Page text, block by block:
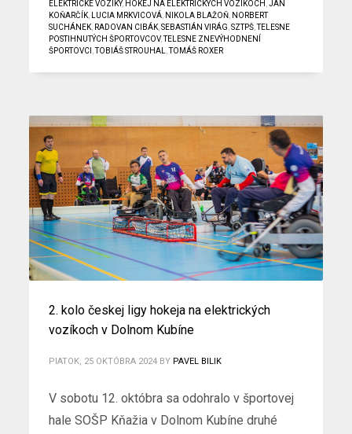
ELEKTRICKÉ VOZÍKY, HOKEJ NA ELEKTRICKÝCH VOZÍKOCH ,JÁN
KOŇARČÍK
LUCIA MRKVICOVÁ NIKOLA BLAŽOŇ NORBERT
SUCHÁNEK RADOVAN CIBÁK ,SEBASTIÁN VIRÁG ,SZTPŠ ,TELESNE
POSTIHNUTÝCH ŠPORTOVCOV,TELESNE ZNEVÝHODNENÍ
ŠPORTOVCI ,TOBIÁŠ STROUHAL ,TOMÁŠ ROXER
2. kolo českej ligy hokeja na elektrických
vozíkoch v Dolnom Kubíne
PIATOK, 25 OKTÓBRA 2024 BY PAVEL BILIK
V sobotu 12. októbra sa odohralo v športovej
hale SOŠP Kňažia v Dolnom Kubíne druhé